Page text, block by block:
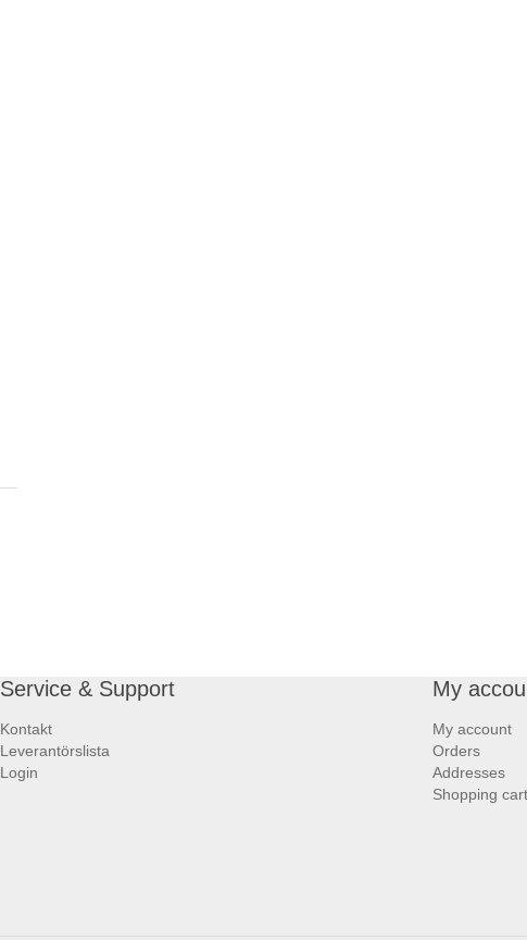
Service & Support
Kontakt
Leverantörslista
Login
My
My account
Orders
Addresses
Shopping cart